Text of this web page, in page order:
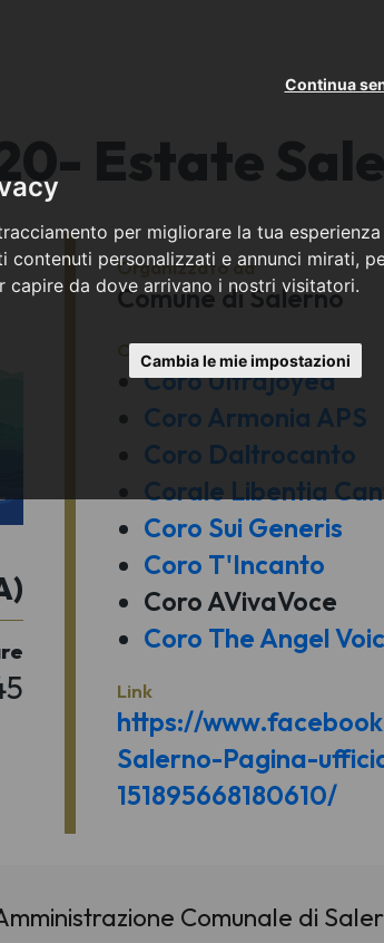
per migliorare la tua
personalizzati e annunci mirati,
da dove arrivano i nostri visitatori.
Continua
Cambia le mie impostazioni
Estate
Organizzato da
Comune di Salerno
Con la partecipazione di
Coro Ultrajoyed
Coro Armonia APS
Coro Daltrocanto
Corale Libentia
Coro Sui Generis
Coro T'Incanto
Coro AVivaVoce
Coro The Angel
Link
https://
Salerno-Pagina-
151895668180610/
Comunale di